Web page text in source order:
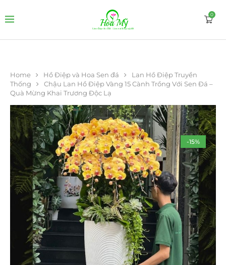
0
Home Hồ Điệp và Hoa Sen đá
Lan Hồ Điệp Truyền
Thống
Chậu Lan Hồ Điệp Vàng 15 Cành Trồng Với Sen Đá –
Quà Mừng Khai Trương Độc Lạ
-15%